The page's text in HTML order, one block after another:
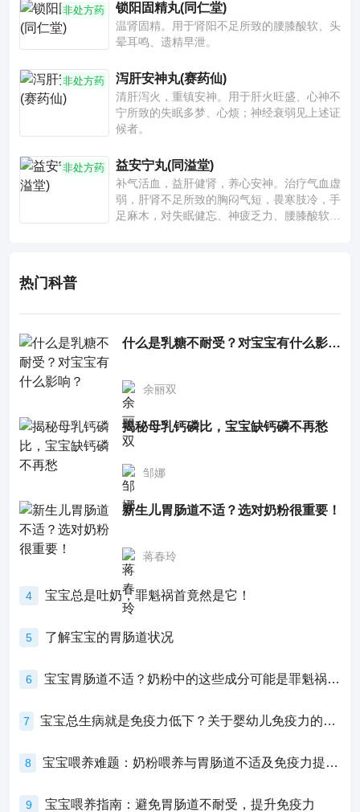
非处方药 锁阳固精丸(同仁堂)
温肾固精。用于肾阳不足所致的腰膝酸软、头
晕耳鸣、遗精早泄。
非处方药 泻肝安神丸(赛药仙)
清肝泻火，重镇安神。用于肝火旺盛、心神不
宁所致的失眠多梦、心烦；神经衰弱见上述证
候者。
非处方药 益安宁丸(同溢堂)
补气活血，益肝健肾，养心安神。治疗气血虚
弱，肝肾不足所致的胸闷气短，畏寒肢冷，手
足麻木，对失眠健忘、神疲乏力、腰膝酸软也
热门科普
什么是乳糖不耐受？对宝宝有什么影响？
余丽双
揭秘母乳钙磷比，宝宝缺钙磷不再愁
邹娜
新生儿胃肠道不适？选对奶粉很重要！
蒋春玲
4 宝宝总是吐奶，罪魁祸首竟然是它！
5 了解宝宝的胃肠道状况
6 宝宝胃肠道不适？奶粉中的这些成分可能是罪魁祸首！
7 宝宝总生病就是免疫力低下？关于婴幼儿免疫力的真相，家长必须了解！
8 宝宝喂养难题：奶粉喂养与胃肠道不适及免疫力提升的奥秘
9 宝宝喂养指南：避免胃肠道不耐受，提升免疫力